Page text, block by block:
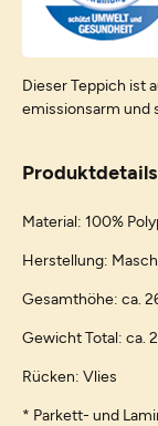
Dieser Teppich ist
emissionsarm und
Produktdetails
Material: 100%
Herstellung:
Gesamthöhe: ca.
Gewicht Total: ca.
Rücken: Vlies
* Parkett- und